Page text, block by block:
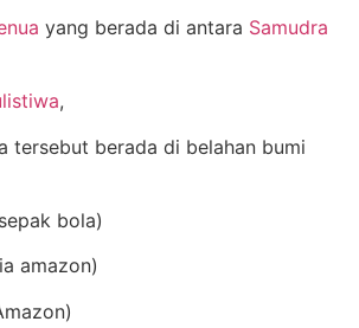
yang berada di antara Samudra
,
tersebut berada di belahan bumi
bola)
amazon)